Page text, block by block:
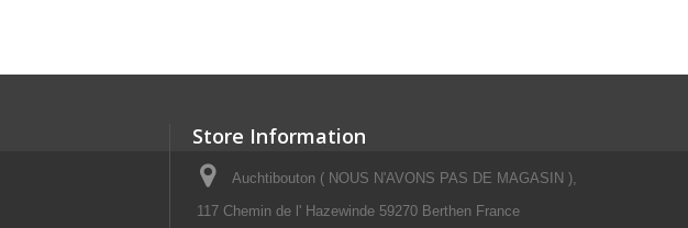
Store Information
Auchtibouton ( NOUS N'AVONS PAS DE MAGASIN ),
117 Chemin de l' Hazewinde 59270 Berthen France